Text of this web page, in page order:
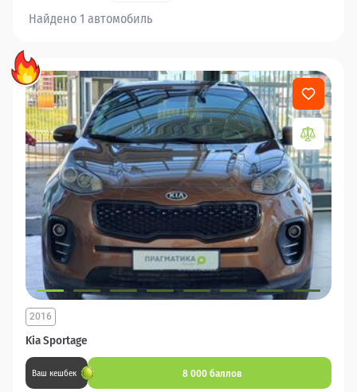
Найдено 1 автомобиль
Kia Sportage
2016
Ваш кешбек 8 000 баллов